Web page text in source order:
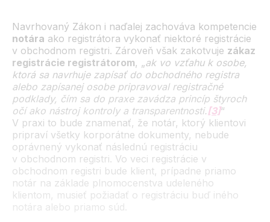
Navrhovaný Zákon i naďalej zachováva kompetencie
notára ako registrátora vykonať niektoré registrácie
v obchodnom registri. Zároveň však zakotvuje zákaz
registrácie registrátorom, „ak vo vzťahu k osobe,
ktorá sa navrhuje zapísať do obchodného registra
alebo zapísanej osobe pripravoval registračné
podklady, čím sa do praxe zavádza princíp štyroch
očí ako nástroj kontroly a transparentnosti. [3]“
V praxi to bude znamenať, že notár, ktorý klientovi
pripraví všetky korporátne dokumenty, nebude
oprávnený vykonať následnú registráciu
v obchodnom registri. Vo veci registrácie v
obchodnom registri bude klient, prípadne priamo
notár na základe plnomocenstva udeleného
klientom, musieť požiadať o registráciu buď iného
notára alebo priamo súd.